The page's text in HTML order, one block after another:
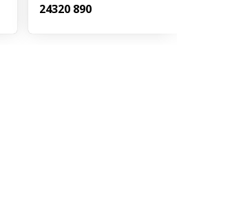
24320 890